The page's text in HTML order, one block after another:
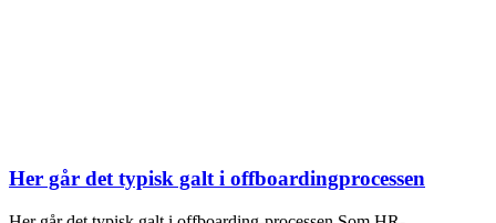
Her går det typisk galt i offboardingprocessen